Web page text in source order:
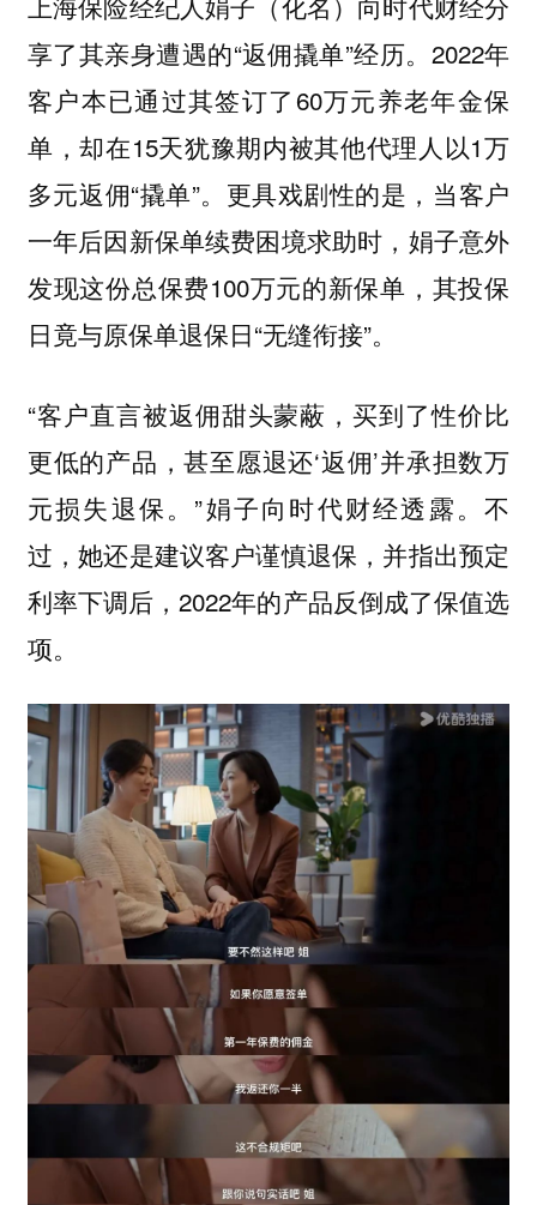
享了其亲身遭遇的“返佣撬单”经历。2022年
客户本已通过其签订了60万元养老年金保
单，却在15天犹豫期内被其他代理人以1万
多元返佣“撬单”。更具戏剧性的是，当客户
一年后因新保单续费困境求助时，娟子意外
发现这份总保费100万元的新保单，其投保
日竟与原保单退保日“无缝衔接”。
“客户直言被返佣甜头蒙蔽，买到了性价比
更低的产品，甚至愿退还‘返佣’并承担数万
元损失退保。”娟子向时代财经透露。不
过，她还是建议客户谨慎退保，并指出预定
利率下调后，2022年的产品反倒成了保值选
项。